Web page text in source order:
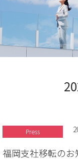
Press
福岡支社移転のお